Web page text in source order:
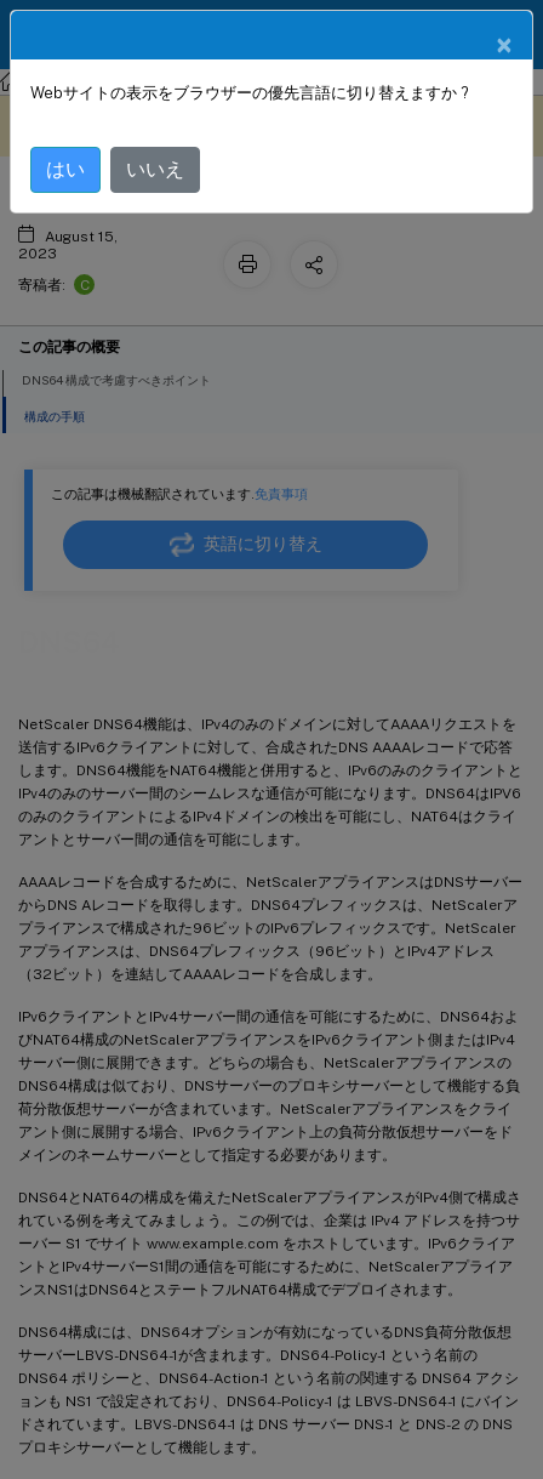
NetScaler NetScaler 13.1 ネットワーク
この記事は機械翻訳されています.免責事項
英語に切り替え
NetScaler DNS64機能は、IPv4のみのドメインに対してAAAAリクエストを
送信するIPv6クライアントに対して、合成されたDNS AAAAレコードで応答
します。DNS64機能をNAT64機能と併用すると、IPv6のみのクライアントと
IPv4のみのサーバー間のシームレスな通信が可能になります。DNS64はIPV6
のみのクライアントによるIPv4ドメインの検出を可能にし、NAT64はクライ
アントとサーバー間の通信を可能にします。
AAAAレコードを合成するために、NetScalerアプライアンスはDNSサーバー
からDNS Aレコードを取得します。DNS64プレフィックスは、NetScalerア
プライアンスで構成された96ビットのIPv6プレフィックスです。NetScaler
アプライアンスは、DNS64プレフィックス（96ビット）とIPv4アドレス
（32ビット）を連結してAAAAレコードを合成します。
IPv6クライアントとIPv4サーバー間の通信を可能にするために、DNS64およ
びNAT64構成のNetScalerアプライアンスをIPv6クライアント側またはIPv4
サーバー側に展開できます。どちらの場合も、NetScalerアプライアンスの
DNS64構成は似ており、DNSサーバーのプロキシサーバーとして機能する負
荷分散仮想サーバーが含まれています。NetScalerアプライアンスをクライ
アント側に展開する場合、IPv6クライアント上の負荷分散仮想サーバーをド
メインのネームサーバーとして指定する必要があります。
DNS64とNAT64の構成を備えたNetScalerアプライアンスがIPv4側で構成さ
れている例を考えてみましょう。この例では、企業は IPv4 アドレスを持つサ
ーバー S1 でサイト www.example.com をホストしています。IPv6クライア
ントとIPv4サーバーS1間の通信を可能にするために、NetScalerアプライア
ンスNS1はDNS64とステートフルNAT64構成でデプロイされます。
DNS64構成には、DNS64オプションが有効になっているDNS負荷分散仮想
サーバーLBVS-DNS64-1が含まれます。DNS64-Policy-1 という名前の
DNS64 ポリシーと、DNS64-Action-1 という名前の関連する DNS64 アクシ
ョンも NS1 で設定されており、DNS64-Policy-1 は LBVS-DNS64-1 にバイン
ドされています。LBVS-DNS64-1 は DNS サーバー DNS-1 と DNS-2 の DNS
プロキシサーバーとして機能します。
DNS64
August 15,
2023
寄稿者:
C
この記事の概要
DNS64 構成で考慮すべきポイント
構成の手順
×
Webサイトの表示をブラウザーの優先言語に切り替えますか ?
はい いいえ